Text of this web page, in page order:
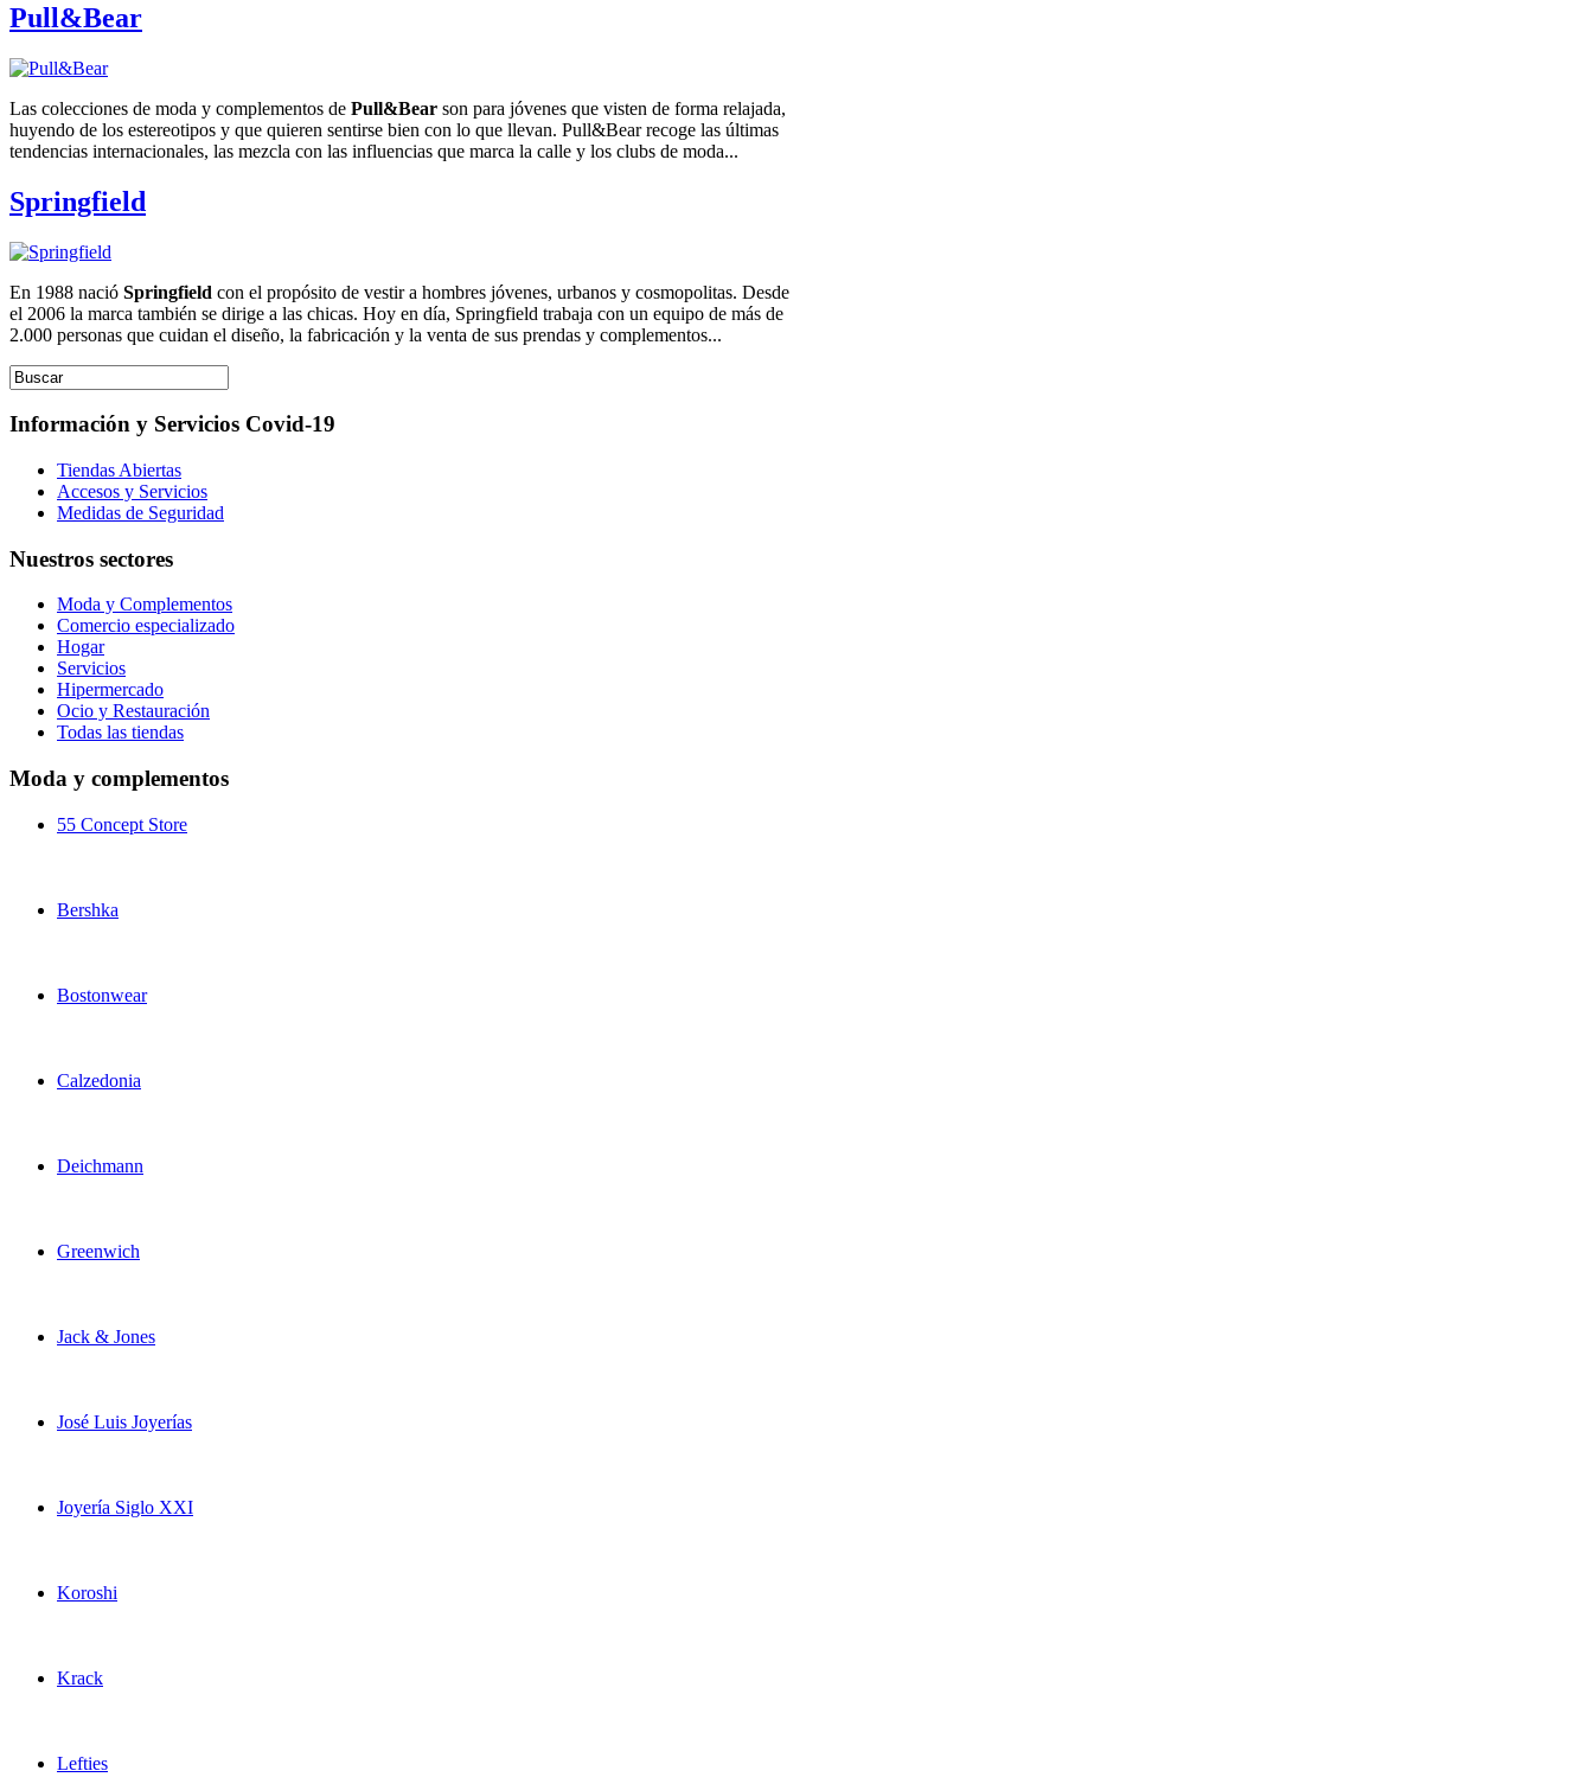
Pull&Bear
Las colecciones de moda y complementos de Pull&Bear son para jóvenes que visten de forma relajada,
huyendo de los estereotipos y que quieren sentirse bien con lo que llevan. Pull&Bear recoge las últimas
tendencias internacionales, las mezcla con las influencias que marca la calle y los clubs de moda...
Springfield
En 1988 nació Springfield con el propósito de vestir a hombres jóvenes, urbanos y cosmopolitas. Desde
el 2006 la marca también se dirige a las chicas. Hoy en día, Springfield trabaja con un equipo de más de
2.000 personas que cuidan el diseño, la fabricación y la venta de sus prendas y complementos...
Información y Servicios Covid-19
Tiendas Abiertas
Accesos y Servicios
Medidas de Seguridad
Nuestros sectores
Moda y Complementos
Comercio especializado
Hogar
Servicios
Hipermercado
Ocio y Restauración
Todas las tiendas
Moda y complementos
55 Concept Store
Bershka
Bostonwear
Calzedonia
Deichmann
Greenwich
Jack & Jones
José Luis Joyerías
Joyería Siglo XXI
Koroshi
Krack
Lefties